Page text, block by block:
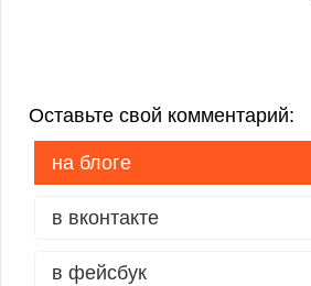
Оставьте свой комментарий:
на блоге
в вконтакте
в фейсбук